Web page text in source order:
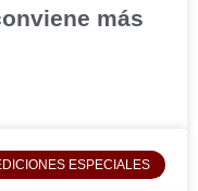
más
ESPECIALES